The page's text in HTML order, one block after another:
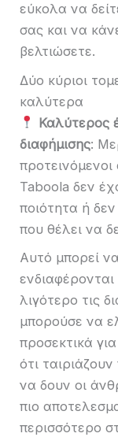
εύκολα να
σας και να
βελτιώσετε.
Δύο κύριοι
καλύτερα
Καλύτερος
διαφήμισης:
προτεινόμενοι
Taboola δεν
ποιότητα ή
που θέλει να
Αυτό μπορεί
λιγότερο τις
μπορούσε να
προσεκτικά
ότι
να δουν οι
πιο
περισσότερο